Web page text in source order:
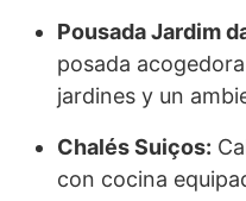
Pousada Jardim
posada
jardines y un
Chalés Suiços:
con cocina